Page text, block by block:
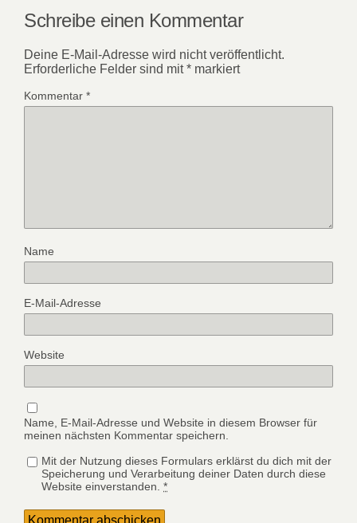
Schreibe einen Kommentar
Deine E-Mail-Adresse wird nicht veröffentlicht.
Erforderliche Felder sind mit* markiert
Kommentar *
Name
E-Mail-Adresse
Website
Name, E-Mail-Adresse und Website in diesem Browser für
meinen nächsten Kommentar speichern.
Mit der Nutzung dieses Formulars erklärst du dich mit der
Speicherung und Verarbeitung deiner Daten durch diese
Website einverstanden. *